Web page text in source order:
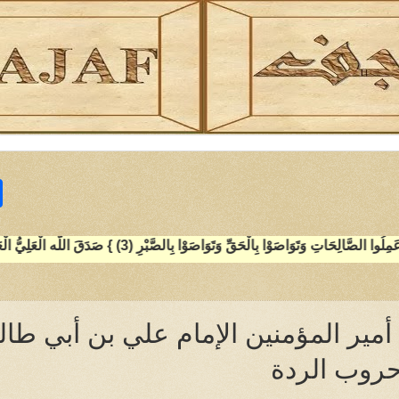
المؤمنين الإمام علي بن أبي
الردة